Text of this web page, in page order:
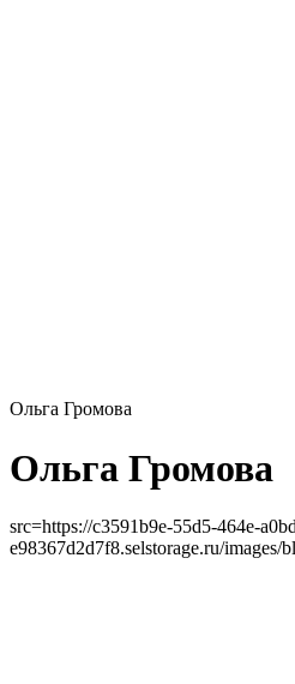
Ольга Громова
Ольга Громова
src=https://c3591b9e-55d5-464e-
e98367d2d7f8.selstorage.ru/